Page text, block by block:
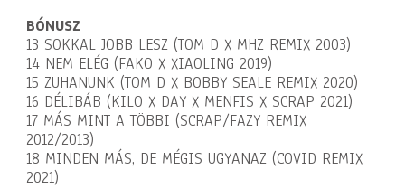
BÓNUSZ
13 SOKKAL JOBB LESZ (TOM D X MHZ REMIX 2003)
14 NEM ELÉG (FAKO X XIAOLING 2019)
15 ZUHANUNK (TOM D X BOBBY SEALE REMIX 2020)
16 DÉLIBÁB (KILO X DAY X MENFIS X SCRAP 2021)
17 MÁS MINT A TÖBBI (SCRAP/FAZY REMIX
2012/2013)
18 MINDEN MÁS, DE MÉGIS UGYANAZ (COVID REMIX
2021)